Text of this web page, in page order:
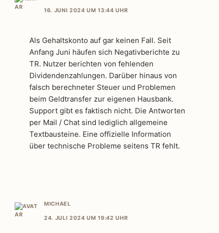
16. JUNI 2024 UM 13:44 UHR
Als Gehaltskonto auf gar keinen Fall. Seit
Anfang Juni häufen sich Negativberichte zu
TR. Nutzer berichten von fehlenden
Dividendenzahlungen. Darüber hinaus von
falsch berechneter Steuer und Problemen
beim Geldtransfer zur eigenen Hausbank.
Support gibt es faktisch nicht. Die Antworten
per Mail / Chat sind lediglich allgemeine
Textbausteine. Eine offizielle Information
über technische Probleme seitens TR fehlt.
MICHAEL
24. JULI 2024 UM 19:42 UHR